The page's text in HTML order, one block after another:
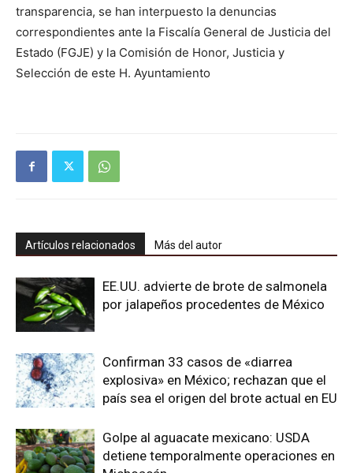
transparencia, se han interpuesto la denuncias
correspondientes ante la Fiscalía General de Justicia del
Estado (FGJE) y la Comisión de Honor, Justicia y
Selección de este H. Ayuntamiento
Artículos relacionados Más del autor
EE.UU. advierte de brote de salmonela
por jalapeños procedentes de México
Confirman 33 casos de «diarrea
explosiva» en México; rechazan que el
país sea el origen del brote actual en EU
Golpe al aguacate mexicano: USDA
detiene temporalmente operaciones en